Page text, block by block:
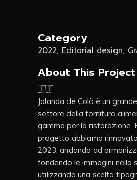
Category
2022, Editorial design,
About This Project
🇮🇹
Jolanda de Colò è un
settore della fornitura
gamma per la ristorazione.
progetto abbiamo
2023, andando ad
fondendo le immagini nello
utilizzando una scelta